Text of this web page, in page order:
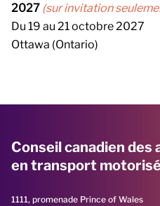
2027 (sur invitation
Du 19 au 21 octobre 2027
Ottawa (Ontario)
Conseil canadien
en transport
1111, promenade Prince of Wales